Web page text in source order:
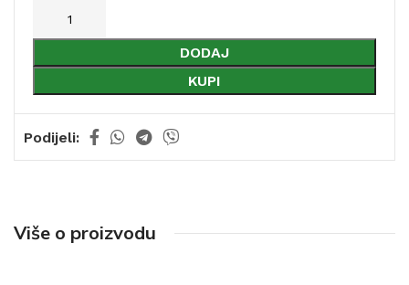
DODAJ
KUPI
Podijeli:
Više o proizvodu